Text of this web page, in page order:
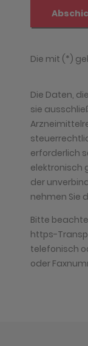
Die Daten,
sie
erforderlich
elektronisch
der
nehmen Sie
Bitte
https-
telefonisch
oder